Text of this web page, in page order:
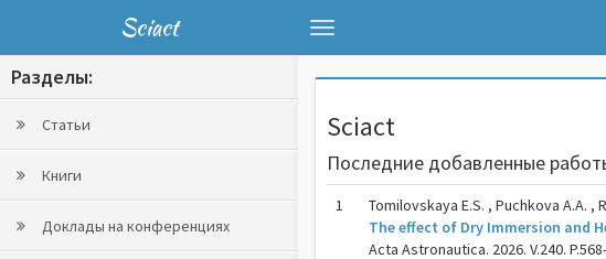
Sciact
Toggle
navigation
Разделы:
Статьи
Книги
Доклады на конференциях
Sciact
Последние добавленные
1
Tomilovskaya E.S. , Puchkova A.A. ,
The effect of Dry Immersion and
Acta Astronautica. 2026. V.240.